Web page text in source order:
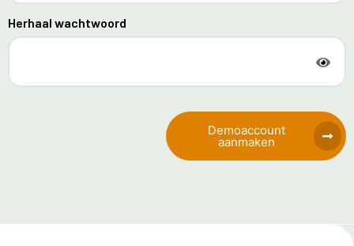
Herhaal wachtwoord
Demoaccount
aanmaken